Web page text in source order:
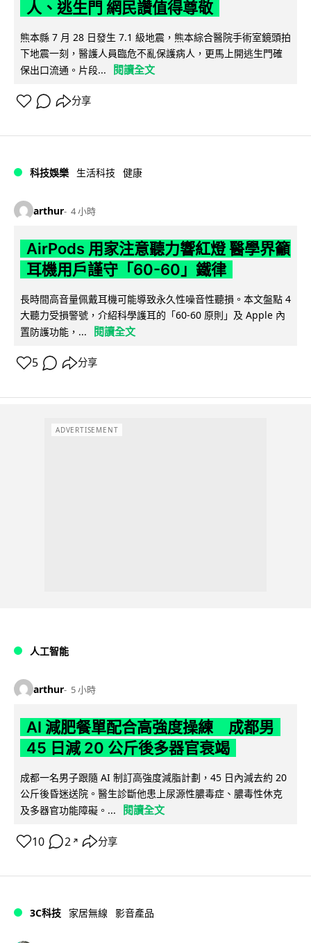
人、逃生門 網民讚值得尊敬
熊本縣 7 月 28 日發生 7.1 級地震，熊本綜合醫院手術室鏡頭拍
下地震一刻，醫護人員臨危不亂保護病人，更馬上開逃生門確
保出口流通。片段...
閱讀全文
分享
科技娛樂 生活科技 健康
arthur 4 小時
AirPods 用家注意聽力響紅燈 醫學界籲
耳機用戶謹守「60-60」鐵律
長時間高音量佩戴耳機可能導致永久性噪音性聽損。本文盤點 4
大聽力受損警號，介紹科學護耳的「60-60 原則」及 Apple 內
置防護功能，...
閱讀全文
5 分享
ADVERTISEMENT
人工智能
arthur 5 小時
AI 減肥餐單配合高強度操練 成都男
45 日減 20 公斤後多器官衰竭
成都一名男子跟隨 AI 制訂高強度減脂計劃，45 日內減去約 20
公斤後昏迷送院。醫生診斷他患上尿源性膿毒症、膿毒性休克
及多器官功能障礙。...
閱讀全文
10 2 ↗ 分享
3C科技 家居無線 影音產品